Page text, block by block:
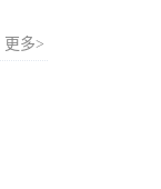
更多>